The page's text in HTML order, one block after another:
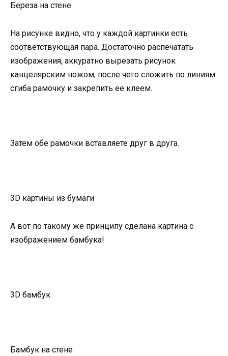
Береза на стене
На рисунке видно, что у каждой картинки есть
соответствующая пара. Достаточно распечатать
изображения, аккуратно вырезать рисунок
канцелярским ножом, после чего сложить по линиям
сгиба рамочку и закрепить ее клеем.
Затем обе рамочки вставляете друг в друга.
3D картины из бумаги
А вот по такому же принципу сделана картина с
изображением бамбука!
3D бамбук
Бамбук на стене